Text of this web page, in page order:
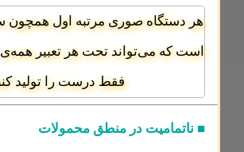
هر دستگاه صوری مرتبه اول همچون
است که می‌تواند تحت هر تعبیر
فقط درست را تولید
■ ناتمامیت در منطق محمولات